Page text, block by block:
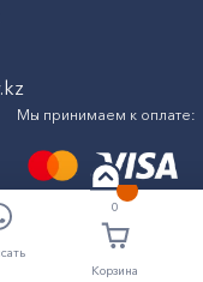
0
Корзина
Мы принимаем к оплате:
© ТД "Империал" 2020-